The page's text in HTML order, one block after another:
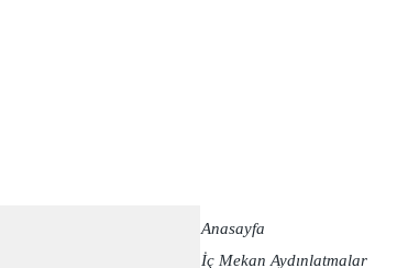
Anasayfa
İç Mekan Aydınlatmalar